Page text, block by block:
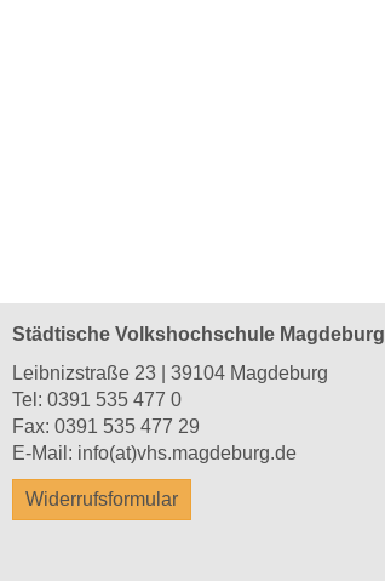
Städtische Volkshochschule Magdeburg
Leibnizstraße 23 | 39104 Magdeburg
Tel: 0391 535 477 0
Fax: 0391 535 477 29
E-Mail: info(at)vhs.magdeburg.de
Widerrufsformular